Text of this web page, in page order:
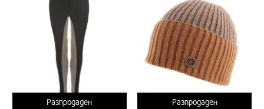
Разпродаден Разпродаден